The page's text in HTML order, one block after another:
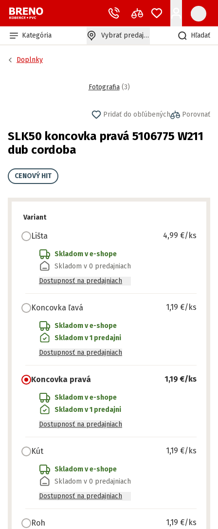
Kategória Vybrať predajňu Hľadať
Doplnky
Fotografia (3)
Pridať do obľúbených Porovnať
SLK50 koncovka pravá 5106775 W211
dub cordoba
CENOVÝ HIT
Variant
Lišta 4,99 €/ks
Skladom v e-shope
Skladom v 0 predajniach
Dostupnosť na predajniach
Koncovka ľavá 1,19 €/ks
Skladom v e-shope
Skladom v 1 predajni
Dostupnosť na predajniach
Koncovka pravá 1,19 €/ks
Skladom v e-shope
Skladom v 1 predajni
Dostupnosť na predajniach
Kút 1,19 €/ks
Skladom v e-shope
Skladom v 0 predajniach
Dostupnosť na predajniach
Roh 1,19 €/ks